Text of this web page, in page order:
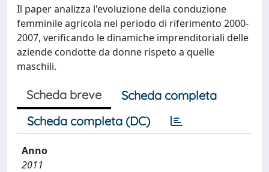
Il paper analizza l'evoluzione della conduzione
femminile agricola nel periodo di riferimento 2000-
2007, verificando le dinamiche imprenditoriali delle
aziende condotte da donne rispeto a quelle
maschili.
Scheda breve
Scheda completa
Scheda completa (DC)
Anno
2011